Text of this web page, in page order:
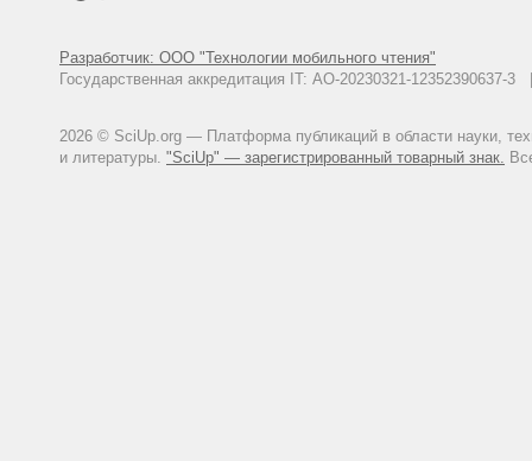
Разработчик: ООО "Технологии мобильного чтения"
Государственная аккредитация IT: АО-20230321-
2026 © SciUp.org — Платформа публикаций в области науки,
и литературы. "SciUp" — зарегистрированный товарный знак.